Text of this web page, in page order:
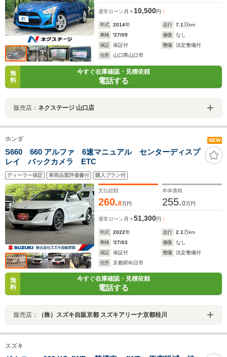
通常ローン 月々 10,500円
年式 2014年 走行 7.1万km
車検
'27/09 修復
なし
保証
保証付 整備
法定整備付
住所
山口県山口市
無
料
今すぐ在庫確認・見積依頼
電話する
販売店： ネクステージ 山口店
ホンダ NEW
S660 660 アルファ 6速マニュアル センターディスプ
レイ バックカメラ ETC
ディーラー保証 車両品質評価書付 購入プラン付
支払総額
260.8万円
本体価格
255.0万円
通常ローン 月々51,300円
年式 2022年 走行 2.1万km
車検
'27/03 修復
なし
保証
保証付 整備
法定整備付
住所
京都府向日市
無
料
今すぐ在庫確認・見積依頼
電話する
販売店： （株）スズキ自販京都 スズキアリーナ京都桂川
スズキ